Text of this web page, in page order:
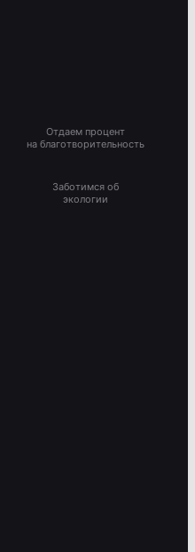
Отдаем процент
на благотворительность
Заботимся об
экологии